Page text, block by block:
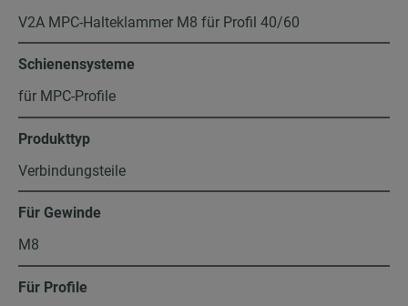
V2A MPC-Halteklammer M8 für Profil 40/60
Schienensysteme
für MPC-Profile
Produkttyp
Verbindungsteile
Für Gewinde
M8
Für Profile